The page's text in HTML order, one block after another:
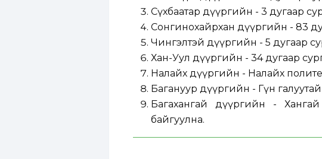
Сүхбаатар дүүргийн - 3 дугаар
Сонгинохайрхан дүүргийн - 83
Чингэлтэй дүүргийн - 5 дугаар
Хан-Уул дүүргийн - 34 дугаар
Налайх дүүргийн - Налайх
Багануур дүүргийн - Гүн
Багахангай дүүргийн -
байгуулна.